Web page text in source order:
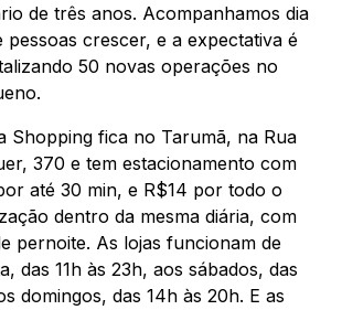
de três anos. Acompanhamos dia
pessoas crescer, e a expectativa é
50 novas operações no
Shopping fica no Tarumã, na Rua
370 e tem estacionamento com
até 30 min, e R$14 por todo o
dentro da mesma diária, com
pernoite. As lojas funcionam de
das 11h às 23h, aos sábados, das
domingos, das 14h às 20h. E as